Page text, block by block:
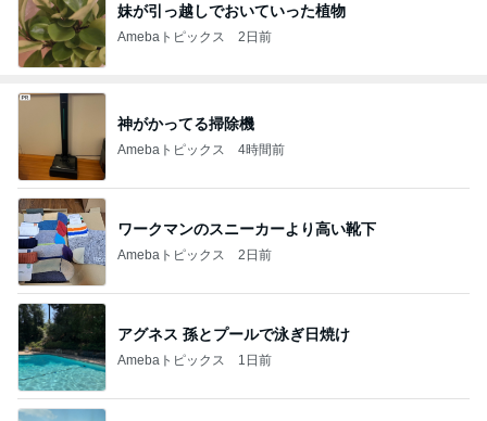
妹が引っ越しでおいていった植物
Amebaトピックス 2日前
神がかってる掃除機
Amebaトピックス 4時間前
ワークマンのスニーカーより高い靴下
Amebaトピックス 2日前
アグネス 孫とプールで泳ぎ日焼け
Amebaトピックス 1日前